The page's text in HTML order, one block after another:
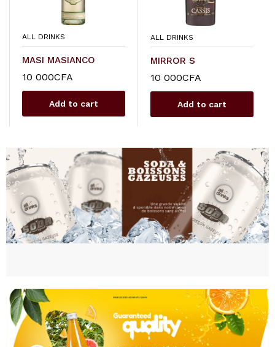
ALL DRINKS
MASI MASIANCO
10 000CFA
Add to cart
ALL DRINKS
MIRROR S
10 000CFA
Add to cart